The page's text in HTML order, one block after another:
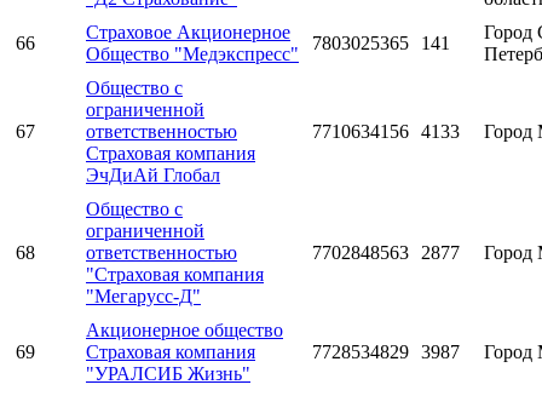
66
Страховое Акционерное
Общество "Медэкспресс"
7803025365 141
Город
67
Общество с
ограниченной
ответственностью
Страховая компания
ЭчДиАй Глобал
7710634156 4133 Город
68
Общество с
ограниченной
ответственностью
"Страховая компания
"Мегарусс-Д"
7702848563 2877 Город
69
Акционерное общество
Страховая компания
"УРАЛСИБ Жизнь"
7728534829 3987 Город